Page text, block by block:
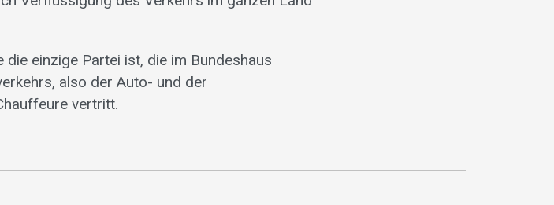
einzige Partei ist, die im Bundeshaus
also der Auto- und der
vertritt.